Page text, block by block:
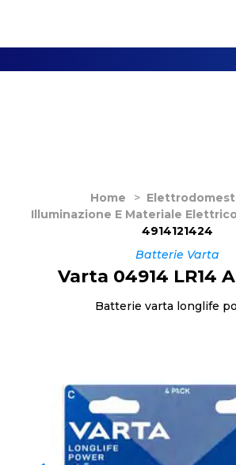
Home >
Illuminazione E Materiale Elettrico
4914121424
Batterie Varta
Varta 04914 LR14
Batterie varta longlife